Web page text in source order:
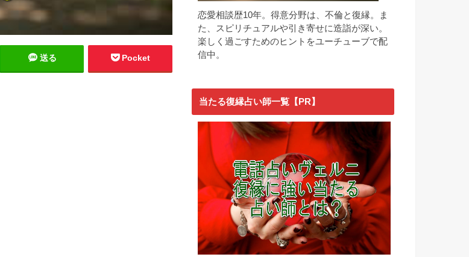
送る Pocket
恋愛相談歴10年。得意分野は、不倫と復縁。ま
た、スピリチュアルや引き寄せに造詣が深い。
楽しく過ごすためのヒントをユーチューブで配
信中。
当たる復縁占い師一覧【PR】